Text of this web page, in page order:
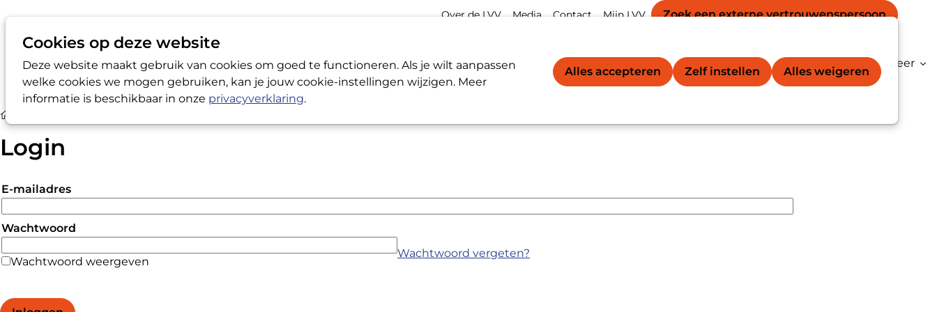
Cookies op deze website
Deze website maakt gebruik van cookies om goed te functioneren. Als je wilt aanpassen
welke cookies we mogen gebruiken, kan je jouw cookie-instellingen wijzigen. Meer
informatie is beschikbaar in onze privacyverklaring.
Alles accepteren Zelf instellen Alles weigeren
Werkgevers / Werknemers LVV-registervertrouwenspersoon® Kenniscentrum Meer
Meta
Over de LVV Media Contact
Account
Mijn LVV
Secondary
Zoek een externe vertrouwens­persoon
Login
E-mailadres
Wachtwoord
Wachtwoord weergeven
Wachtwoord vergeten?